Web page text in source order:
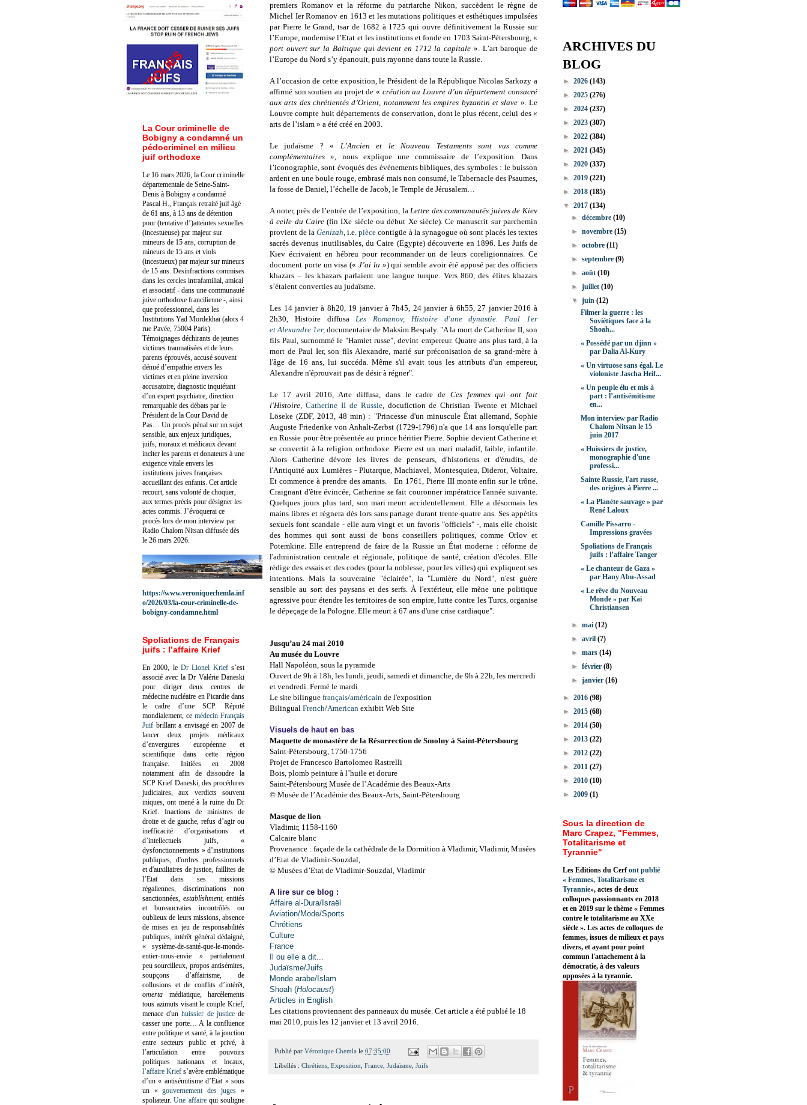
premiers Romanov et la réforme du patriarche Nikon, succèdent le règne de
Michel Ier Romanov en 1613 et les mutations politiques et esthétiques impulsées
par Pierre le Grand, tsar de 1682 à 1725 qui ouvre définitivement la Russie sur
l’Europe, modernise l’Etat et les institutions et fonde en 1703 Saint-Pétersbourg, «
port ouvert sur la Baltique qui devient en 1712 la capitale ». L’art baroque de
l’Europe du Nord s’y épanouit, puis rayonne dans toute la Russie.
A l’occasion de cette exposition, le Président de la République Nicolas Sarkozy a
affirmé son soutien au projet de « création au Louvre d’un département consacré
aux arts des chrétientés d’Orient, notamment les empires byzantin et slave ». Le
Louvre compte huit départements de conservation, dont le plus récent, celui des «
arts de l’islam » a été créé en 2003.
Le judaïsme ? « L’Ancien et le Nouveau Testaments sont vus comme
complémentaires », nous explique une commissaire de l’exposition. Dans
l’iconographie, sont évoqués des événements bibliques, des symboles : le buisson
ardent en une boule rouge, embrasé mais non consumé, le Tabernacle des Psaumes,
la fosse de Daniel, l’échelle de Jacob, le Temple de Jérusalem…
A noter, près de l’entrée de l’exposition, laLettre des communautés juives de Kiev
à celle du Caire(fin IXe siècle ou début Xe siècle). Ce manuscrit sur parchemin
provient de laGenizah, i.e.pièce contigüe à la synagogue où sont placés les textes
sacrés devenus inutilisables, du Caire (Egypte) découverte en 1896. Les Juifs de
Kiev écrivaient en hébreu pour recommander un de leurs coreligionnaires. Ce
document porte un visa (« J’ai lu ») qui semble avoir été apposé par des officiers
khazars – les khazars parlaient une langue turque. Vers 860, des élites khazars
s’étaient converties au judaïsme.
Les 14 janvier à 8h20, 19 janvier à 7h45, 24 janvier à 6h55, 27 janvier 2016 à
2h30, Histoire diffusaLes Romanov, Histoire d'une dynastie. Paul 1er
etAlexandre 1er, documentaire de Maksim Bespaly. "A la mort de Catherine II, son
fils Paul, surnommé le "Hamlet russe", devint empereur. Quatre ans plus tard, à la
mort de Paul Ier, son fils Alexandre, marié sur préconisation de sa grand-mère à
l'âge de 16 ans, lui succéda. Même s'il avait tous les attributs d'un empereur,
Alexandre n'éprouvait pas de désir à régner".
Le 17 avril 2016, Arte diffusa, dans le cadre de Ces femmes qui ont fait
l'Histoire, Catherine II de Russie, docufiction de Christian Twente et Michael
Löseke (ZDF, 2013, 48 min) : "Princesse d'un minuscule État allemand, Sophie
Auguste Friederike von Anhalt-Zerbst (1729-1796) n'a que 14 ans lorsqu'elle part
en Russie pour être présentée au prince héritier Pierre. Sophie devient Catherine et
se convertit à la religion orthodoxe. Pierre est un mari maladif, faible, infantile.
Alors Catherine dévore les livres de penseurs, d'historiens et d'érudits, de
l'Antiquité aux Lumières - Plutarque, Machiavel, Montesquieu, Diderot, Voltaire.
Et commence à prendre des amants. En 1761, Pierre III monte enfin sur le trône.
Craignant d'être évincée, Catherine se fait couronner impératrice l'année suivante.
Quelques jours plus tard, son mari meurt accidentellement. Elle a désormais les
mains libres et régnera dès lors sans partage durant trente-quatre ans. Ses appétits
sexuels font scandale - elle aura vingt et un favoris "officiels" -, mais elle choisit
des hommes qui sont aussi de bons conseillers politiques, comme Orlov et
Potemkine. Elle entreprend de faire de la Russie un État moderne : réforme de
l'administration centrale et régionale, politique de santé, création d'écoles. Elle
rédige des essais et des codes (pour la noblesse, pour les villes) qui expliquent ses
intentions. Mais la souveraine "éclairée", la "Lumière du Nord", n'est guère
sensible au sort des paysans et des serfs. À l'extérieur, elle mène une politique
agressive pour étendre les territoires de son empire, lutte contre les Turcs, organise
le dépeçage de la Pologne. Elle meurt à 67 ans d'une crise cardiaque".
Jusqu’au 24 mai 2010
Au musée du Louvre
Hall Napoléon, sous la pyramide
Ouvert de 9h à 18h, les lundi, jeudi, samedi et dimanche, de 9h à 22h, les mercredi
et vendredi. Fermé le mardi
Le site bilingue français/américain de l'exposition
Bilingual French/American exhibit Web Site
Visuels de haut en bas
Maquette de monastère de la Résurrection de Smolny à Saint-Pétersbourg
Saint-Pétersbourg, 1750-1756
Projet de Francesco Bartolomeo Rastrelli
Bois, plomb peinture à l’huile et dorure
Saint-Pétersbourg Musée de l’Académie des Beaux-Arts
© Musée de l’Académie des Beaux-Arts, Saint-Pétersbourg
Masque de lion
Vladimir, 1158-1160
Calcaire blanc
Provenance : façade de la cathédrale de la Dormition à Vladimir, Vladimir, Musées
d’Etat de Vladimir-Souzdal,
© Musées d’Etat de Vladimir-Souzdal, Vladimir
A lire sur ce blog :
Affaire al-Dura/Israël
Aviation/Mode/Sports
Chrétiens
Culture
France
Il ou elle a dit...
Judaïsme/Juifs
Monde arabe/Islam
Shoah (Holocaust)
Articles in English
Les citations proviennent des panneaux du musée. Cet article a été publié le 18
mai 2010, puis les 12 janvier et 13 avril 2016.
Publié par Véronique Chemla le 07:35:00
Libellés : Chrétiens, Exposition, France, Judaïsme, Juifs
La Cour criminelle de
Bobigny a condamné un
pédocriminel en milieu
juif orthodoxe
Le 16 mars 2026, la Cour criminelle
départementale de Seine-Saint-
Denis à Bobigny a condamné
Pascal H., Français retraité juif âgé
de 61 ans, à 13 ans de détention
pour (tentative d’)atteintes sexuelles
(incestueuse) par majeur sur
mineurs de 15 ans, corruption de
mineurs de 15 ans et viols
(incestueux) par majeur sur mineurs
de 15 ans. Desinfractions commises
dans les cercles intrafamilial, amical
et associatif - dans une communauté
juive orthodoxe francilienne -, ainsi
que professionnel, dans les
Institutions Yad Mordekhaï (alors 4
rue Pavée, 75004 Paris).
Témoignages déchirants de jeunes
victimes traumatisées et de leurs
parents éprouvés, accusé souvent
dénué d’empathie envers les
victimes et en pleine inversion
accusatoire, diagnostic inquiétant
d’un expert psychiatre, direction
remarquable des débats par le
Président de la Cour David de
Pas… Un procès pénal sur un sujet
sensible, aux enjeux juridiques,
juifs, moraux et médicaux devant
inciter les parents et donateurs à une
exigence vitale envers les
institutions juives françaises
accueillant des enfants. Cet article
recourt, sans volonté de choquer,
aux termes précis pour désigner les
actes commis. J’évoquerai ce
procès lors de mon interview par
Radio Chalom Nitsan diffusée dès
le 26 mars 2026.
https://www.veroniquechemla.inf
o/2026/03/la-cour-criminelle-de-
bobigny-condamne.html
Spoliations de Français
juifs : l’affaire Krief
En 2000, le Dr Lionel Kriefs’est
associé avec la Dr Valérie Daneski
pour diriger deux centres de
médecine nucléaire en Picardie dans
le cadre d’une SCP. Réputé
mondialement, ce médecin Français
Juif brillant a envisagé en 2007 de
lancer deux projets médicaux
d’envergures européenne et
scientifique dans cette région
française. Initiées en 2008
notamment afin de dissoudre la
SCP Krief Daneski, des procédures
judiciaires, aux verdicts souvent
iniques, ont mené à la ruine du Dr
Krief. Inactions de ministres de
droite et de gauche, refus d’agir ou
inefficacité d’organisations et
d’intellectuels juifs, «
dysfonctionnements » d’institutions
publiques, d'ordres professionnels
et d'auxiliaires de justice, faillites de
l’Etat dans ses missions
régaliennes, discriminations non
sanctionnées, establishment, entités
et bureaucraties incontrôlés ou
oublieux de leurs missions, absence
de mises en jeu de responsabilités
publiques, intérêt général dédaigné,
« système-de-santé-que-le-monde-
entier-nous-envie » partialement
peu sourcilleux, propos antisémites,
soupçons d’affairisme, de
collusions et de conflits d’intérêt,
omerta médiatique, harcèlements
tous azimuts visant le couple Krief,
menace d'unhuissier de justicede
casser une porte… A la confluence
entre politique et santé, à la jonction
entre secteurs public et privé, à
l’articulation entre pouvoirs
politiques nationaux et locaux,
l’affaire Krief s’avère emblématique
d’un « antisémitisme d’Etat » sous
un «gouvernement des juges »
spoliateur.Une affairequi souligne
ARCHIVES DU
BLOG
► 2026 (143)
► 2025 (276)
► 2024 (237)
► 2023 (307)
► 2022 (384)
► 2021 (345)
► 2020 (337)
► 2019 (221)
► 2018 (185)
▼ 2017 (134)
►décembre(10)
►novembre(15)
►octobre(11)
►septembre(9)
►août(10)
►juillet(10)
▼juin(12)
Filmer la guerre : les
Soviétiques face à la
Shoah...
« Possédé par un djinn »
par Dalia Al-Kury
« Un virtuose sans égal. Le
violoniste Jascha Heif...
« Un peuple élu et mis à
part : l’antisémitisme
en...
Mon interview par Radio
Chalom Nitsan le 15
juin 2017
« Huissiers de justice,
monographie d'une
professi...
Sainte Russie, l'art russe,
des origines à Pierre ...
« La Planète sauvage » par
René Laloux
Camille Pissarro -
Impressions gravées
Spoliations de Français
juifs : l’affaire Tanger
« Le chanteur de Gaza »
par Hany Abu-Assad
« Le rêve du Nouveau
Monde » par Kai
Christiansen
►mai(12)
►avril(7)
►mars(14)
►février(8)
►janvier(16)
► 2016 (98)
► 2015 (68)
► 2014 (50)
► 2013 (22)
► 2012 (22)
► 2011 (27)
► 2010 (10)
► 2009 (1)
Sous la direction de
Marc Crapez, "Femmes,
Totalitarisme et
Tyrannie"
Les Editions du Cerfont publié
« Femmes, Totalitarisme et
Tyrannie», actes de deux
colloques passionnants en 2018
et en 2019 sur le thème « Femmes
contre le totalitarisme au XXe
siècle ». Les actes de colloques de
femmes, issues de milieux et pays
divers, et ayant pour point
commun l'attachement à la
démocratie, à des valeurs
opposées à la tyrannie.